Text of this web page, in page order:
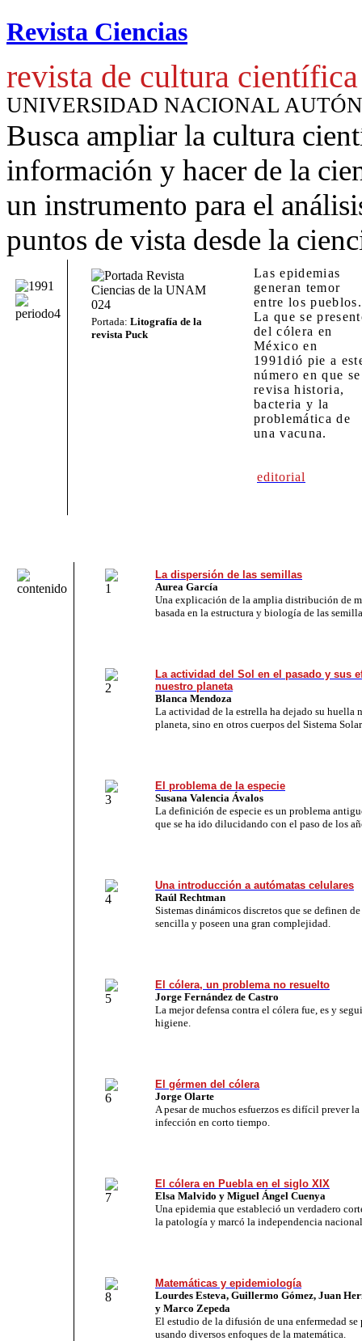
Revista Ciencias
revista de cultura científica
UNIVERSIDAD NACIONAL
Busca ampliar la cultura
información y hacer de la
un instrumento para el
puntos de vista desde la
Portada: Litografía de la
revista Puck
Las epidemias
generan temor
entre los pueblos.
La que se
del cólera en
México en
1991dió pie a
número en que se
revisa historia,
bacteria y la
problemática de
una vacuna.
editorial
La dispersión de las semillas
Aurea García
Una explicación de la amplia distribución de
basada en la estructura y biología de las
La actividad del Sol en el pasado y sus
nuestro planeta
Blanca Mendoza
La actividad de la estrella ha dejado su huella
planeta, sino en otros cuerpos del Sistema
El problema de la especie
Susana Valencia Ávalos
La definición de especie es un problema
que se ha ido dilucidando con el paso de los
Una introducción a autómatas celulares
Raúl Rechtman
Sistemas dinámicos discretos que se definen
sencilla y poseen una gran complejidad.
El cólera, un problema no resuelto
Jorge Fernández de Castro
La mejor defensa contra el cólera fue, es y
higiene.
El gérmen del cólera
Jorge Olarte
A pesar de muchos esfuerzos es difícil prever
infección en corto tiempo.
El cólera en Puebla en el siglo XIX
Elsa Malvido y Miguel Ángel Cuenya
Una epidemia que estableció un verdadero
la patología y marcó la independencia
Matemáticas y epidemiología
Lourdes Esteva, Guillermo Gómez, Juan
y Marco Zepeda
El estudio de la difusión de una enfermedad se
usando diversos enfoques de la matemática.